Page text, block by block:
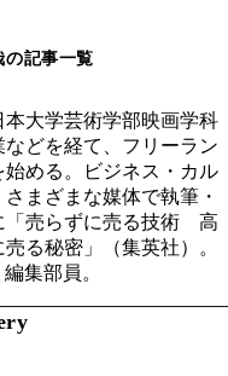
の記事一覧
本大学芸術学部映画学科
どを経て、フリーラン
める。ビジネス・カル
まざまな媒体で執筆・
「売らずに売る技術 高
る秘密」（集英社）。
集部員。